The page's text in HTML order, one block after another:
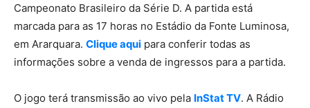
Campeonato Brasileiro da Série D. A partida está
marcada para as 17 horas no Estádio da Fonte Luminosa,
em Ararquara. Clique aqui para conferir todas as
informações sobre a venda de ingressos para a partida.
O jogo terá transmissão ao vivo pela InStat TV. A Rádio